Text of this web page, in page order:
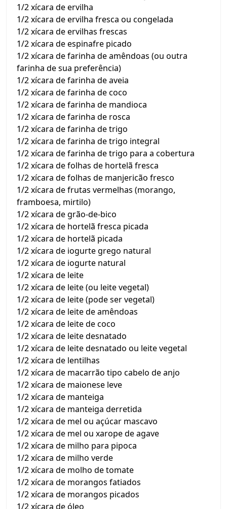
1/2 xícara de ervilha
1/2 xícara de ervilha fresca ou congelada
1/2 xícara de ervilhas frescas
1/2 xícara de espinafre picado
1/2 xícara de farinha de amêndoas (ou outra
farinha de sua preferência)
1/2 xícara de farinha de aveia
1/2 xícara de farinha de coco
1/2 xícara de farinha de mandioca
1/2 xícara de farinha de rosca
1/2 xícara de farinha de trigo
1/2 xícara de farinha de trigo integral
1/2 xícara de farinha de trigo para a cobertura
1/2 xícara de folhas de hortelã fresca
1/2 xícara de folhas de manjericão fresco
1/2 xícara de frutas vermelhas (morango,
framboesa, mirtilo)
1/2 xícara de grão-de-bico
1/2 xícara de hortelã fresca picada
1/2 xícara de hortelã picada
1/2 xícara de iogurte grego natural
1/2 xícara de iogurte natural
1/2 xícara de leite
1/2 xícara de leite (ou leite vegetal)
1/2 xícara de leite (pode ser vegetal)
1/2 xícara de leite de amêndoas
1/2 xícara de leite de coco
1/2 xícara de leite desnatado
1/2 xícara de leite desnatado ou leite vegetal
1/2 xícara de lentilhas
1/2 xícara de macarrão tipo cabelo de anjo
1/2 xícara de maionese leve
1/2 xícara de manteiga
1/2 xícara de manteiga derretida
1/2 xícara de mel ou açúcar mascavo
1/2 xícara de mel ou xarope de agave
1/2 xícara de milho para pipoca
1/2 xícara de milho verde
1/2 xícara de molho de tomate
1/2 xícara de morangos fatiados
1/2 xícara de morangos picados
1/2 xícara de óleo